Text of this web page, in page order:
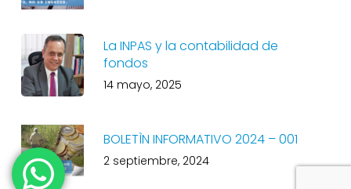
La INPAS y la contabilidad de
fondos
14 mayo, 2025
BOLETÌN INFORMATIVO 2024 – 001
2 septiembre, 2024